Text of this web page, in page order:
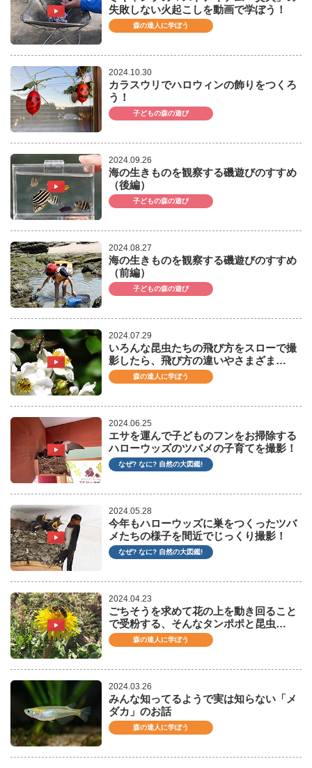
失敗しない火起こしを動画で学ぼう！
森の達人に学ぼう
2024.10.30
カラスウリでハロウィンの飾りをつくろ
う！
子どもの森の遊び
2024.09.26
海の生きものを観察する磯遊びのすすめ
（後編）
子どもの森の遊び
2024.08.27
海の生きものを観察する磯遊びのすすめ
（前編）
子どもの森の遊び
2024.07.29
いろんな昆虫たちの飛び方をスローで撮
影したら、飛び方の違いやさまざま…
森の達人に学ぼう
2024.06.25
エサを運んで子どものフンをお掃除する
ハローウッズのツバメの子育てを撮影！
なぜ? なに? 自然の大図鑑!
2024.05.28
今年もハローウッズに巣をつくったツバ
メたちの様子を間近でじっくり撮影！
なぜ? なに? 自然の大図鑑!
2024.04.23
ごちそうを求めて花の上を動き回ること
で受粉する、そんなタンポポと昆虫…
森の達人に学ぼう
2024.03.26
みんな知ってるようで実は知らない「メ
ダカ」のお話
森の達人に学ぼう